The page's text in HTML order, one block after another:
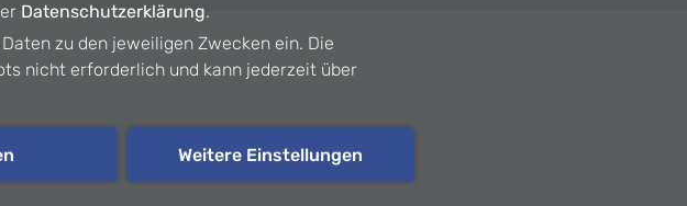
Datenschutzerklärung.
zu den jeweiligen Zwecken ein. Die
nicht erforderlich und kann jederzeit über
Weitere Einstellungen